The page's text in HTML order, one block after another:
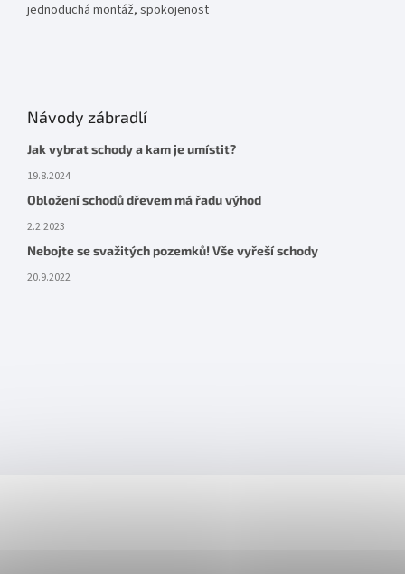
jednoduchá montáž, spokojenost
Návody zábradlí
Jak vybrat schody a kam je umístit?
19.8.2024
Obložení schodů dřevem má řadu výhod
2.2.2023
Nebojte se svažitých pozemků! Vše vyřeší schody
20.9.2022